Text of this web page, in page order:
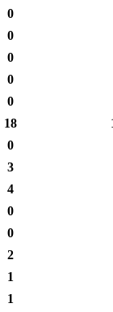
0
0
0
0
0
18
0
3
4
0
0
2
1
1